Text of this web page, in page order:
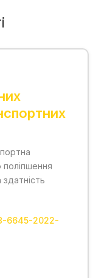
здатність
6645-2022-